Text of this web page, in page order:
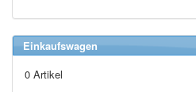
Einkaufswagen
0 Artikel